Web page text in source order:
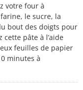
votre four à
le sucre, la
bout des doigts pour
pâte à l’aide
feuilles de papier
minutes à